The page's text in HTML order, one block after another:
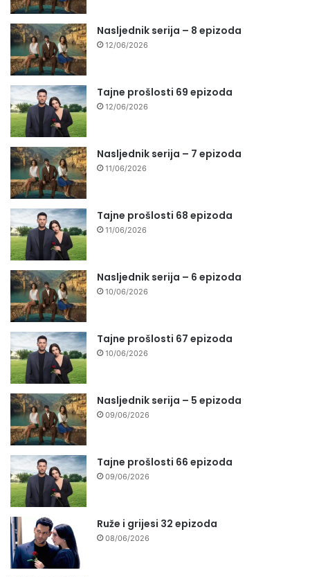
Nasljednik serija – 8 epizoda
12/06/2026
Tajne prošlosti 69 epizoda
12/06/2026
Nasljednik serija – 7 epizoda
11/06/2026
Tajne prošlosti 68 epizoda
11/06/2026
Nasljednik serija – 6 epizoda
10/06/2026
Tajne prošlosti 67 epizoda
10/06/2026
Nasljednik serija – 5 epizoda
09/06/2026
Tajne prošlosti 66 epizoda
09/06/2026
Ruže i grijesi 32 epizoda
08/06/2026